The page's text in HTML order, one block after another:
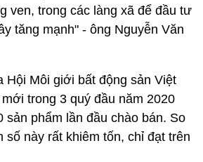
ven, trong các làng xã để đầu tư
tăng mạnh" - ông Nguyễn Văn
Hội Môi giới bất động sản Việt
trong 3 quý đầu năm 2020
sản phẩm lần đầu chào bán. So
số này rất khiêm tốn, chỉ đạt trên